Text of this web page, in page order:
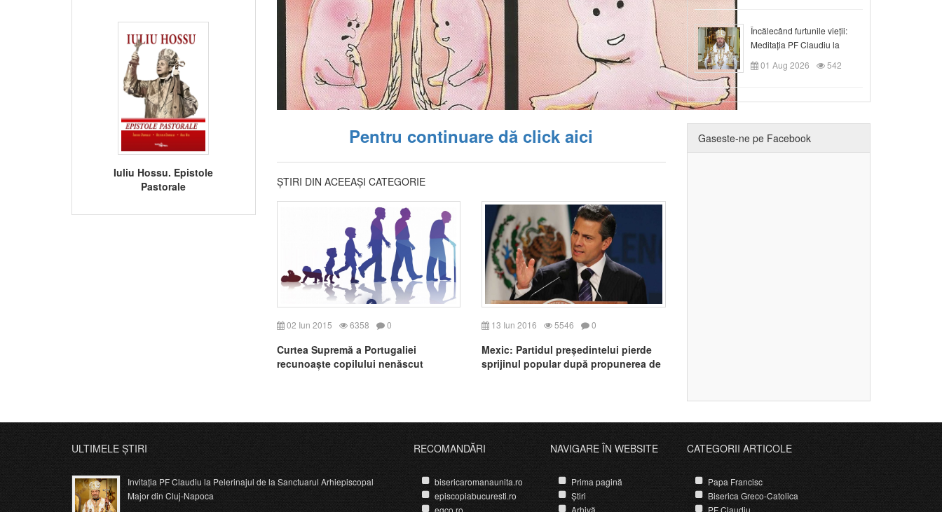
Iuliu Hossu. Epistole
Pastorale
Pentru continuare dă click aici
ȘTIRI DIN ACEEAȘI CATEGORIE
02 Iun 2015 6358 0
Curtea Supremă a Portugaliei
recunoaște copilului nenăscut
13 Iun 2016 5546 0
Mexic: Partidul președintelui pierde
sprijinul popular după propunerea de
Încălecând furtunile vieții:
Meditația PF Claudiu la
Duminica a IX-a după Rusalii
01 Aug 2026 542
Gaseste-ne pe Facebook
ULTIMELE ȘTIRI
Invitația PF Claudiu la Pelerinajul de la Sanctuarul Arhiepiscopal
Major din Cluj-Napoca
RECOMANDĂRI
bisericaromanaunita.ro
episcopiabucuresti.ro
egco.ro
NAVIGARE ÎN WEBSITE
Prima pagină
Știri
Arhivă
CATEGORII ARTICOLE
Papa Francisc
Biserica Greco-Catolica
PF Claudiu